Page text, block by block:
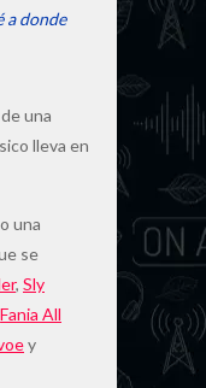
a donde
una
lleva en
una
se
, Sly
Fania All
y